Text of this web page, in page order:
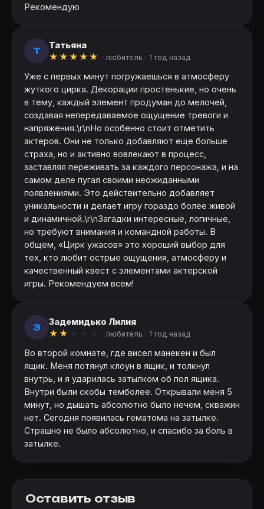
Рекомендую
Т
Татьяна
★ ★ ★ ★ ★ · любитель · 1 год назад
Уже с первых минут погружаешься в атмосферу
жуткого цирка. Декорации простенькие, но очень
в тему, каждый элемент продуман до мелочей,
создавая непередаваемое ощущение тревоги и
напряжения.\r\nНо особенно стоит отметить
актеров. Они не только добавляют еще больше
страха, но и активно вовлекают в процесс,
заставляя переживать за каждого персонажа, и на
самом деле пугая своими неожиданными
появлениями. Это действительно добавляет
уникальности и делает игру гораздо более живой
и динамичной.\r\nЗагадки интересные, логичные,
но требуют внимания и командной работы. В
общем, «Цирк ужасов» это хороший выбор для
тех, кто любит острые ощущения, атмосферу и
качественный квест с элементами актерской
игры. Рекомендуем всем!
З
Задемидько Лилия
★ ★ · любитель · 1 год назад
Во второй комнате, где висел манекен и был
ящик. Меня потянул клоун в ящик, и толкнул
внутрь, и я ударилась затылком об пол ящика.
Внутри были скобы темболее. Открывали меня 5
минут, но дышать абсолютно было нечем, скважин
нет. Сегодня появилась гематома на затылке.
Страшно не было абсолютно, и спасибо за боль в
затылке.
Оставить отзыв